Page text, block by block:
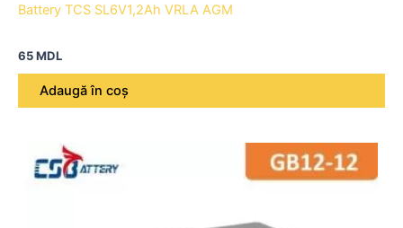
Battery TCS SL6V1,2Ah VRLA AGM
65MDL
Adaugă în coș